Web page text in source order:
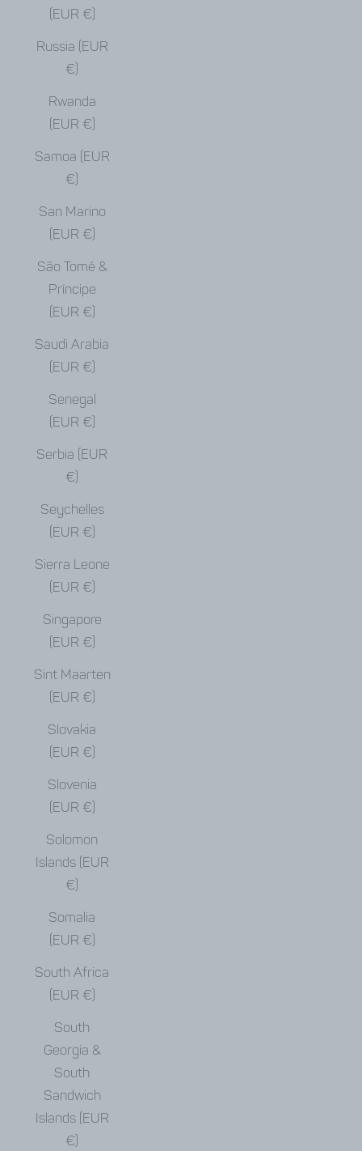
(EUR €)
Russia (EUR
€)
Rwanda
(EUR €)
Samoa (EUR
€)
San Marino
(EUR €)
São Tomé &
Príncipe
(EUR €)
Saudi Arabia
(EUR €)
Senegal
(EUR €)
Serbia (EUR
€)
Seychelles
(EUR €)
Sierra Leone
(EUR €)
Singapore
(EUR €)
Sint Maarten
(EUR €)
Slovakia
(EUR €)
Slovenia
(EUR €)
Solomon
Islands (EUR
€)
Somalia
(EUR €)
South Africa
(EUR €)
South
Georgia &
South
Sandwich
Islands (EUR
€)